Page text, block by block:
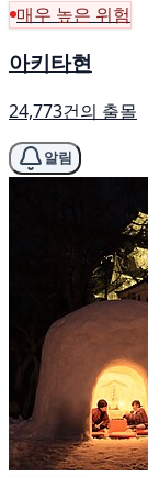
매우 높은 위험
아키타현
24,773건의 출몰
알림